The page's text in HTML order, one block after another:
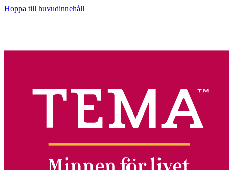
Hoppa till huvudinnehåll